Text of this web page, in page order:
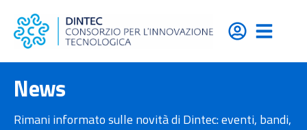
contenuto
News
Rimani informato sulle novità di Dintec: eventi, bandi,